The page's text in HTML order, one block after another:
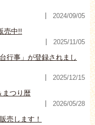
2024/09/05
売中!!
2025/11/05
行事」が登録されまし
2025/12/15
まつり暦
2026/05/28
売します！